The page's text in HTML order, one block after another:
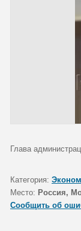
Глава
Категория:
Место: Россия,
Сообщить об